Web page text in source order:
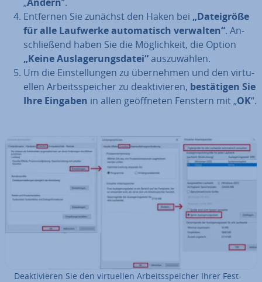
Entfernen Sie zunächst den Haken bei „Da­tei­grö­ße
für alle Laufwerke au­to­ma­tisch verwalten“. An­
schlie­ßend haben Sie die Mög­lich­keit, die Option
„Keine Aus­la­ge­rungs­da­tei“aus­zu­wäh­len.
Um die Ein­stel­lun­gen zu über­neh­men und den vir­tu­
el­len Ar­beits­spei­cher zu de­ak­ti­vie­ren, be­stä­ti­gen Sie
Ihre Eingaben in allen ge­öff­ne­ten Fenstern mit „OK“.
De­ak­ti­vie­ren Sie den vir­tu­el­len Ar­beits­spei­cher Ihrer Fest­